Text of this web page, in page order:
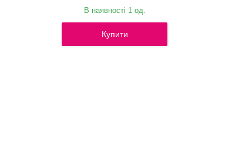
В наявності 1 од.
Купити